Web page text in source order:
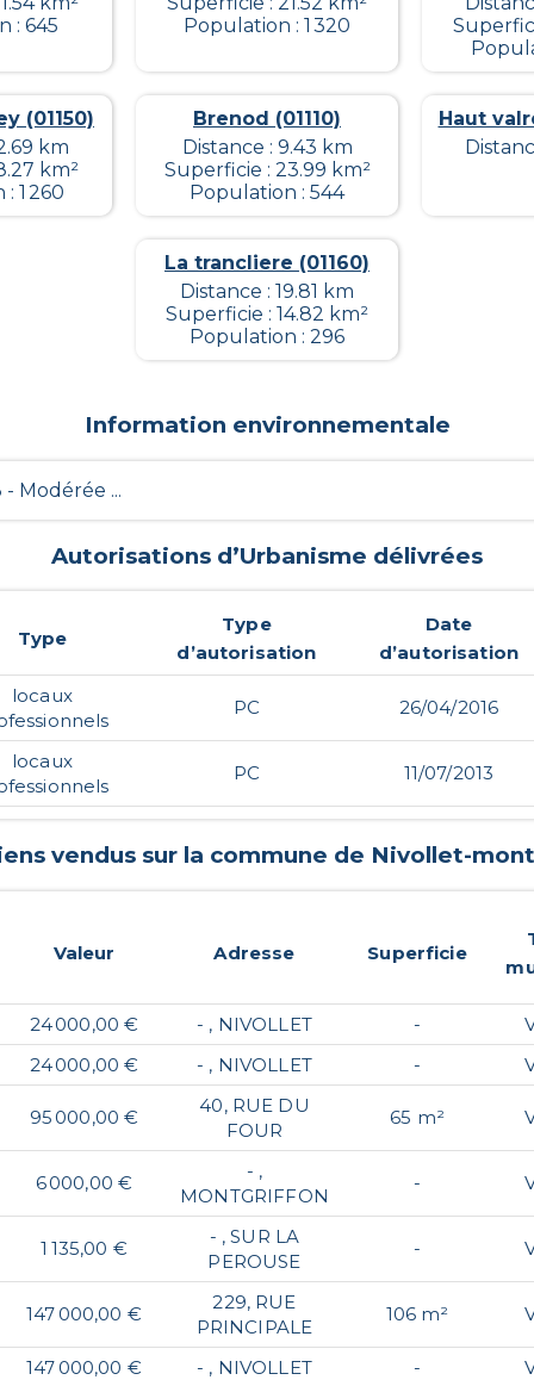
: 645
Population : 1 320
(01150)
km
km²
1 260
Brenod (01110)
Distance : 9.43 km
Superficie : 23.99 km²
Population : 544
Haut
La trancliere (01160)
Distance : 19.81 km
Superficie : 14.82 km²
Population : 296
Information environnementale
- Modérée ...
Autorisations d’Urbanisme délivrées
Type
Type
d’autorisation
Date
d’autorisation
locaux
PC 26/04/2016
locaux
PC 11/07/2013
vendus sur la commune de Nivollet-
Valeur Adresse Superficie
24 000,00 € - , NIVOLLET -
24 000,00 €
- , NIVOLLET -
95 000,00 €
40, RUE DU
FOUR
65 m²
6 000,00 €
- ,
MONTGRIFFON
-
1 135,00 €
- , SUR LA
PEROUSE
-
147 000,00 €
229, RUE
PRINCIPALE
106 m²
147 000,00 € - , NIVOLLET -